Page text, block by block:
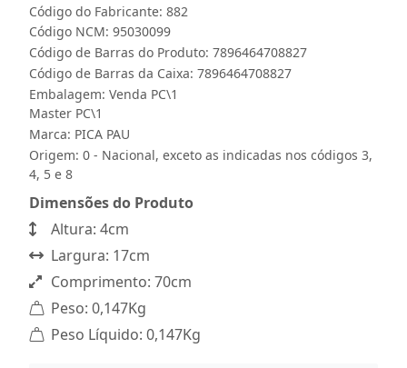
Código do Fabricante: 882
Código NCM: 95030099
Código de Barras do Produto: 7896464708827
Código de Barras da Caixa: 7896464708827
Embalagem: Venda PC\1
Master PC\1
Marca: PICA PAU
Origem: 0 - Nacional, exceto as indicadas nos códigos 3,
4, 5 e 8
Dimensões do Produto
Altura: 4cm
Largura: 17cm
Comprimento: 70cm
Peso: 0,147Kg
Peso Líquido: 0,147Kg